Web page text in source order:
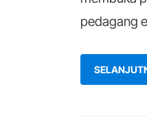
pedagang